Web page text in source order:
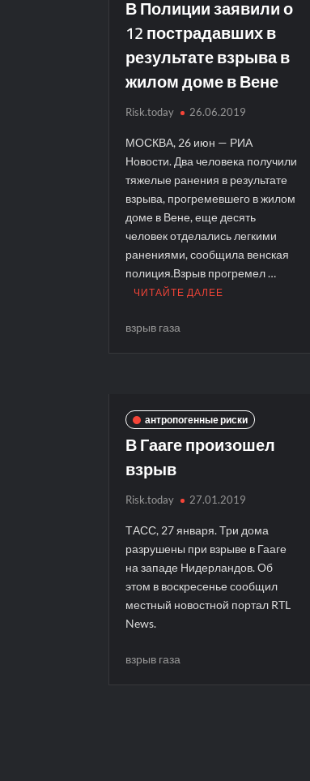
В Полиции заявили о
12 пострадавших в
результате взрыва в
жилом доме в Вене
Risk.today 26.06.2019
МОСКВА, 26 июн — РИА
Новости. Два человека получили
тяжелые ранения в результате
взрыва, прогремевшего в жилом
доме в Вене, еще десять
человек отделались легкими
ранениями, сообщила венская
полиция.Взрыв прогремел …
ЧИТАЙТЕ ДАЛЕЕ
взрыв газа
антропогенные риски
В Гааге произошел
взрыв
Risk.today 27.01.2019
ТАСС, 27 января. Три дома
разрушены при взрыве в Гааге
на западе Нидерландов. Об
этом в воскресенье сообщил
местный новостной портал RTL
News.
взрыв газа